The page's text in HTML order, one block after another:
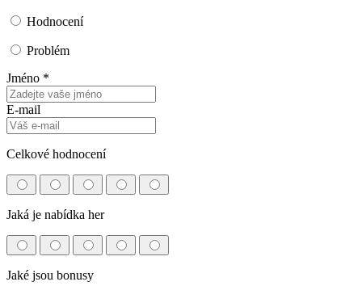
Hodnocení
Problém
Jméno *
E-mail
Celkové hodnocení
Jaká je nabídka her
Jaké jsou bonusy